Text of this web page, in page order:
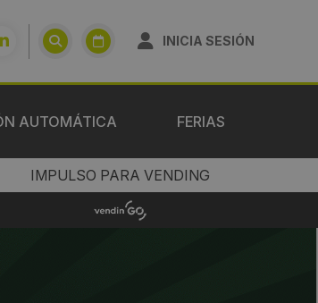
INICIA SESIÓN
AUTOMÁTICA FERIAS
IMPULSO PARA VENDING